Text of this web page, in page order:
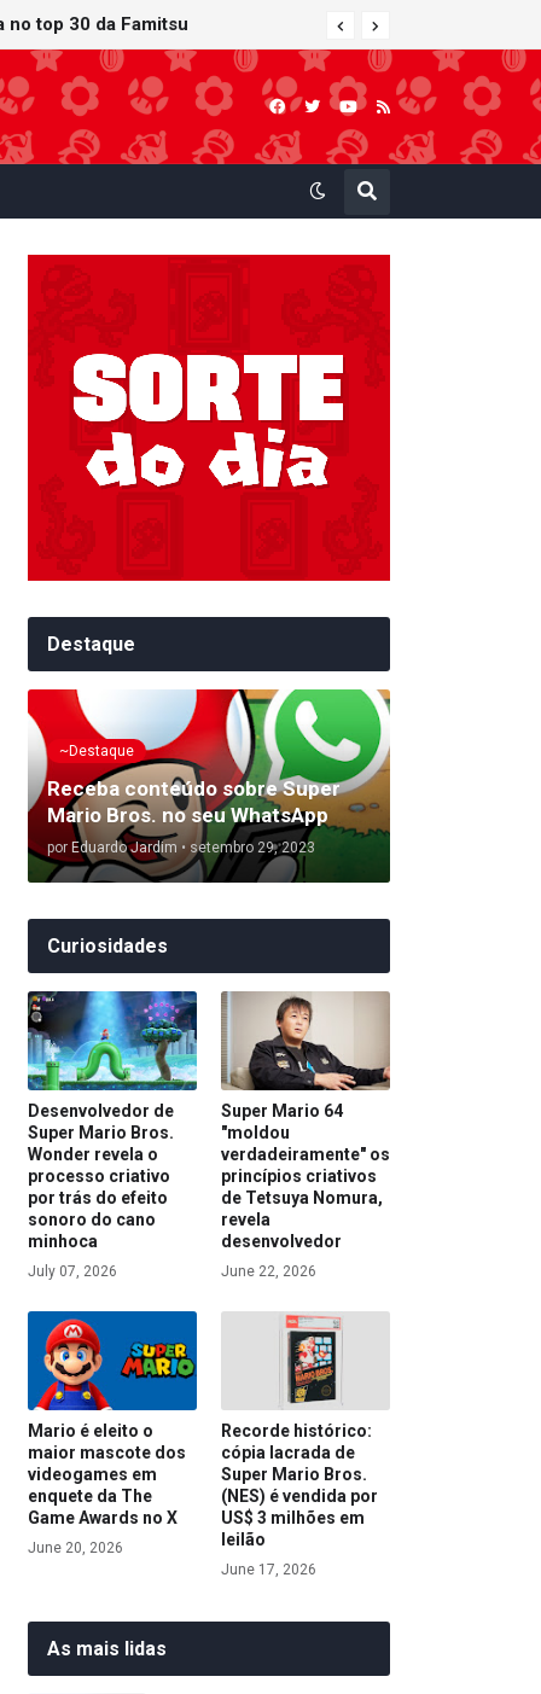
atualização gráfica exclusiva
Destaque
~Destaque
Receba conteúdo sobre Super
Mario Bros. no seu WhatsApp
por Eduardo Jardim • setembro 29, 2023
Curiosidades
Desenvolvedor de
Super Mario Bros.
Wonder revela o
processo criativo
por trás do efeito
sonoro do cano
minhoca
July 07, 2026
Super Mario 64
"moldou
verdadeiramente" os
princípios criativos
de Tetsuya Nomura,
revela
desenvolvedor
June 22, 2026
Mario é eleito o
maior mascote dos
videogames em
enquete da The
Game Awards no X
June 20, 2026
Recorde histórico:
cópia lacrada de
Super Mario Bros.
(NES) é vendida por
US$ 3 milhões em
leilão
June 17, 2026
As mais lidas